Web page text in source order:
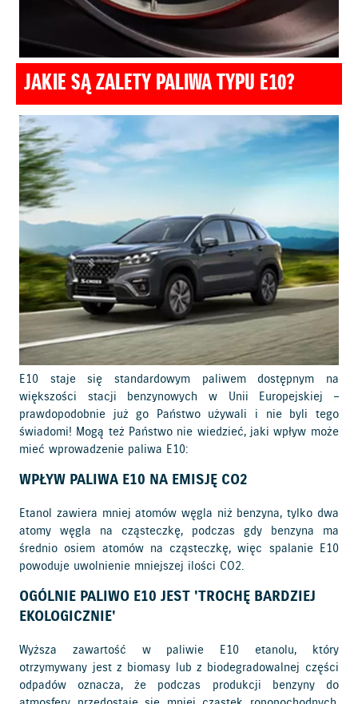
JAKIE SĄ ZALETY PALIWA TYPU E10?
E10 staje się standardowym paliwem dostępnym na
większości stacji benzynowych w Unii Europejskiej –
prawdopodobnie już go Państwo używali i nie byli tego
świadomi! Mogą też Państwo nie wiedzieć, jaki wpływ może
mieć wprowadzenie paliwa E10:
WPŁYW PALIWA E10 NA EMISJĘ CO2
Etanol zawiera mniej atomów węgla niż benzyna, tylko dwa
atomy węgla na cząsteczkę, podczas gdy benzyna ma
średnio osiem atomów na cząsteczkę, więc spalanie E10
powoduje uwolnienie mniejszej ilości CO2.
OGÓLNIE PALIWO E10 JEST 'TROCHĘ BARDZIEJ
EKOLOGICZNIE'
Wyższa zawartość w paliwie E10 etanolu, który
otrzymywany jest z biomasy lub z biodegradowalnej części
odpadów oznacza, że podczas produkcji benzyny do